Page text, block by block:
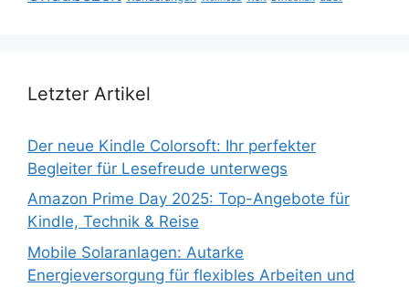
Letzter Artikel
Der neue Kindle Colorsoft: Ihr perfekter
Begleiter für Lesefreude unterwegs
Amazon Prime Day 2025: Top-Angebote für
Kindle, Technik & Reise
Mobile Solaranlagen: Autarke
Energieversorgung für flexibles Arbeiten und